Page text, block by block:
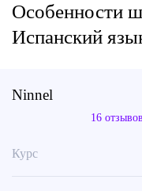
Особенности
Испанский
Ninnel
16
Курс